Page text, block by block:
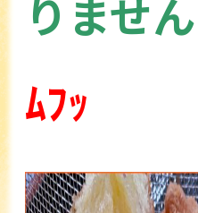
りません
ﾑﾌｯ